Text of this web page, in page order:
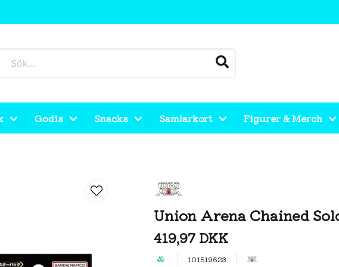
Godis Snacks Samlarkort Figurer & Merch
Union Arena Chained
419,97 DKK
101519623